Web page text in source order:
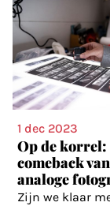
1 dec 2023
Op de korrel:
comeback van
analoge
Zijn we klaar